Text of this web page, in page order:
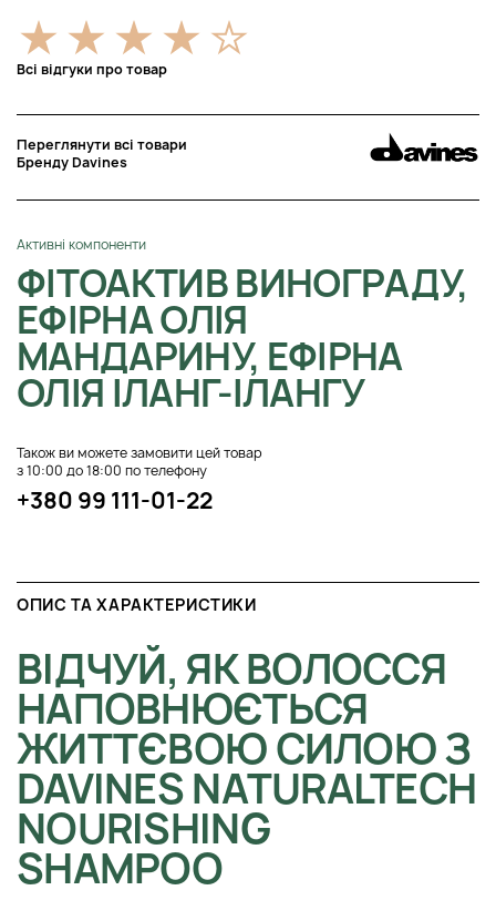
Всі відгуки про товар
Переглянути всі товари
Бренду Davines
Активні компоненти
ФІТОАКТИВ ВИНОГРАДУ,
ЕФІРНА ОЛІЯ
МАНДАРИНУ, ЕФІРНА
ОЛІЯ ІЛАНГ-ІЛАНГУ
Також ви можете замовити цей товар
з 10:00 до 18:00 по телефону
+380 99 111-01-22
ОПИС ТА ХАРАКТЕРИСТИКИ
ВІДЧУЙ, ЯК ВОЛОССЯ
НАПОВНЮЄТЬСЯ
ЖИТТЄВОЮ СИЛОЮ З
DAVINES NATURALTECH
NOURISHING
SHAMPOO